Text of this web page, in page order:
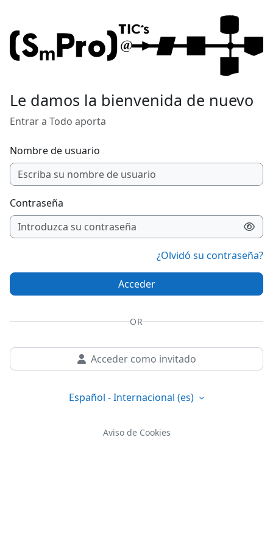
Le damos la bienvenida de nuevo
Entrar a Todo aporta
Nombre de usuario
Contraseña
¿Olvidó su contraseña?
Acceder
OR
Acceder como invitado
Español - Internacional ‎(es)‎
Aviso de Cookies